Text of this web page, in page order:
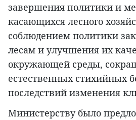
завершения политики и
касающихся лесного
соблюдением политики
лесам и улучшения их
окружающей среды,
естественных стихийных
последствий изменения
Министерству было